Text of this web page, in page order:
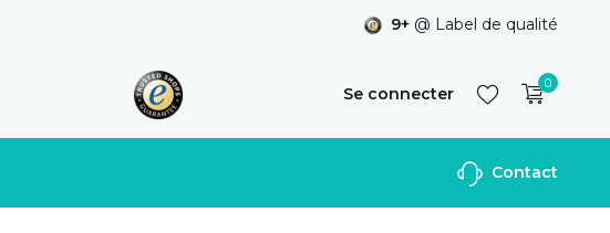
9+ @ Label de qualité
Se connecter
S'inscrire
0
Contact